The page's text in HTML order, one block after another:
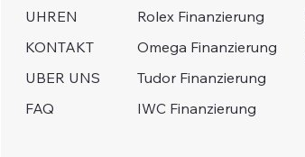
UHREN
KONTAKT
UBER UNS
FAQ
Rolex Finanzierung
Omega Finanzierung
Tudor Finanzierung
IWC Finanzierung